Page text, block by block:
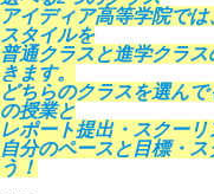
アイディア高等学院で
スタイルを
普通クラスと進学クラ
きます。
どちらのクラスを選ん
の授業と
レポート提出・スクーリ
自分のペースと目標・
う！